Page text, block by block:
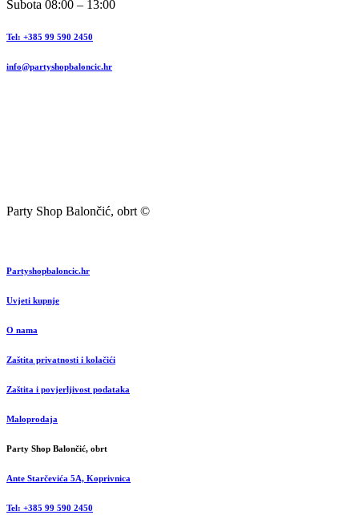
Subota 08:00 – 13:00
Tel: +385 99 590 2450
info@partyshopbaloncic.hr
Party Shop Balončić, obrt ©
Partyshopbaloncic.hr
Uvjeti kupnje
O nama
Zaštita privatnosti i kolačići
Zaštita i povjerljivost podataka
Maloprodaja
Party Shop Balončić, obrt
Ante Starčevića 5A, Koprivnica
Tel: +385 99 590 2450